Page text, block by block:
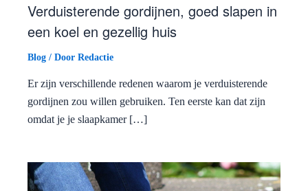
Verduisterende gordijnen, goed slapen in
een koel en gezellig huis
Blog / Door Redactie
Er zijn verschillende redenen waarom je verduisterende
gordijnen zou willen gebruiken. Ten eerste kan dat zijn
omdat je je slaapkamer […]